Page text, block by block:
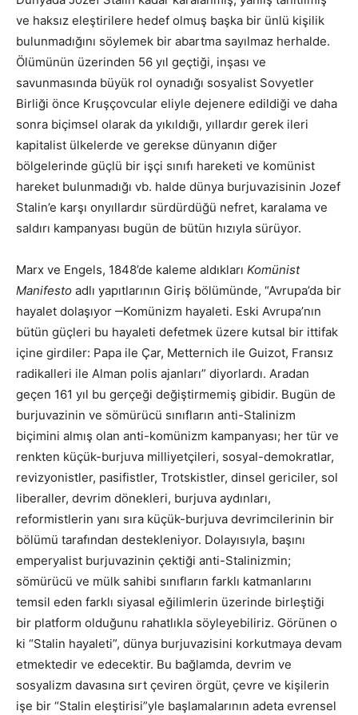
ve haksız eleştirilere hedef olmuş başka bir ünlü kişilik
bulunmadığını söylemek bir abartma sayılmaz herhalde.
Ölümünün üzerinden 56 yıl geçtiği, inşası ve
savunmasında büyük rol oynadığı sosyalist Sovyetler
Birliği önce Kruşçovcular eliyle dejenere edildiği ve daha
sonra biçimsel olarak da yıkıldığı, yıllardır gerek ileri
kapitalist ülkelerde ve gerekse dünyanın diğer
bölgelerinde güçlü bir işçi sınıfı hareketi ve komünist
hareket bulunmadığı vb. halde dünya burjuvazisinin Jozef
Stalin’e karşı onyıllardır sürdürdüğü nefret, karalama ve
saldırı kampanyası bugün de bütün hızıyla sürüyor.
Marx ve Engels, 1848’de kaleme aldıkları Komünist
Manifesto adlı yapıtlarının Giriş bölümünde, “Avrupa’da bir
hayalet dolaşıyor ‒Komünizm hayaleti. Eski Avrupa’nın
bütün güçleri bu hayaleti defetmek üzere kutsal bir ittifak
içine girdiler: Papa ile Çar, Metternich ile Guizot, Fransız
radikalleri ile Alman polis ajanları” diyorlardı. Aradan
geçen 161 yıl bu gerçeği değiştirmemiş gibidir. Bugün de
burjuvazinin ve sömürücü sınıfların anti-Stalinizm
biçimini almış olan anti-komünizm kampanyası; her tür ve
renkten küçük-burjuva milliyetçileri, sosyal-demokratlar,
revizyonistler, pasifistler, Trotskistler, dinsel gericiler, sol
liberaller, devrim dönekleri, burjuva aydınları,
reformistlerin yanı sıra küçük-burjuva devrimcilerinin bir
bölümü tarafından destekleniyor. Dolayısıyla, başını
emperyalist burjuvazinin çektiği anti-Stalinizmin;
sömürücü ve mülk sahibi sınıfların farklı katmanlarını
temsil eden farklı siyasal eğilimlerin üzerinde birleştiği
bir platform olduğunu rahatlıkla söyleyebiliriz. Görünen o
ki “Stalin hayaleti”, dünya burjuvazisini korkutmaya devam
etmektedir ve edecektir. Bu bağlamda, devrim ve
sosyalizm davasına sırt çeviren örgüt, çevre ve kişilerin
işe bir “Stalin eleştirisi”yle başlamalarının adeta evrensel